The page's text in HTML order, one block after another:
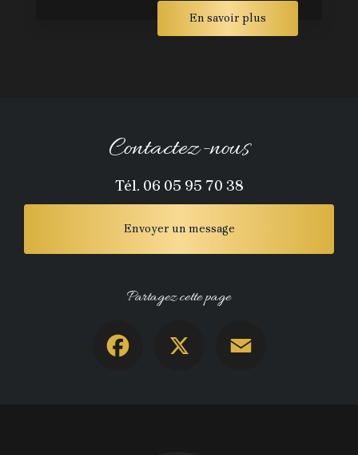
En savoir plus
Contactez-nous
Tél. 06 05 95 70 38
Envoyer un message
Partagez cette page